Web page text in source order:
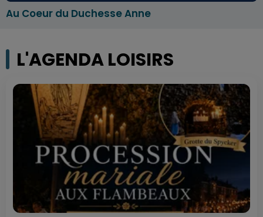
Au Coeur du Duchesse Anne
L'AGENDA LOISIRS